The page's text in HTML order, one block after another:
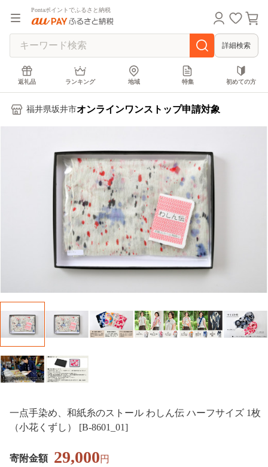
Pontaポイントでふるさと納税
詳細検索
返礼品 ランキング 地域 特集 初めての方
福井県坂井市オンラインワンストップ申請対象
一点手染め、和紙糸のストール わしん伝 ハーフサイズ 1枚
（小花くずし） [B-8601_01]
寄附金額 29,000円